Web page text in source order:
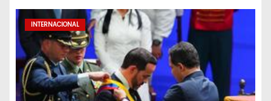
INTERNACIONAL